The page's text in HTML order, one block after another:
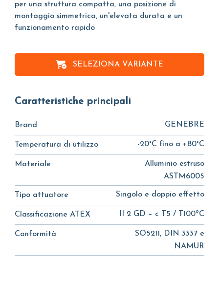
per una struttura compatta, una posizione di
montaggio simmetrica, un'elevata durata e un
funzionamento rapido
SELEZIONA VARIANTE
Caratteristiche principali
Brand GENEBRE
Temperatura di utilizzo -20°C fino a +80°C
Materiale
Alluminio estruso
ASTM6005
Tipo attuatore Singolo e doppio effetto
Classificazione ATEX II 2 GD – c T5 / T100ºC
Conformità
SO5211, DIN 3337 e
NAMUR